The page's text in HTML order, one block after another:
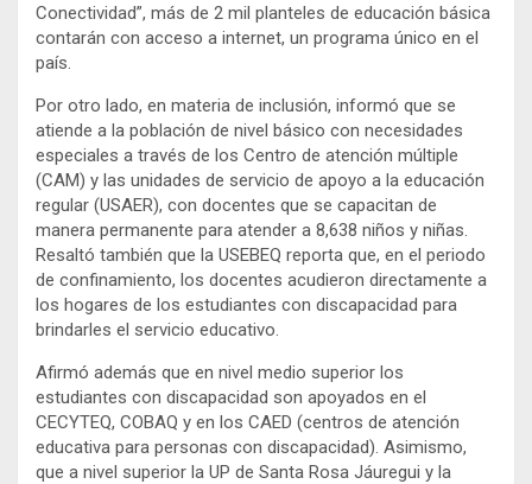
Conectividad”, más de 2 mil planteles de educación básica
contarán con acceso a internet, un programa único en el
país.
Por otro lado, en materia de inclusión, informó que se
atiende a la población de nivel básico con necesidades
especiales a través de los Centro de atención múltiple
(CAM) y las unidades de servicio de apoyo a la educación
regular (USAER), con docentes que se capacitan de
manera permanente para atender a 8,638 niños y niñas.
Resaltó también que la USEBEQ reporta que, en el periodo
de confinamiento, los docentes acudieron directamente a
los hogares de los estudiantes con discapacidad para
brindarles el servicio educativo.
Afirmó además que en nivel medio superior los
estudiantes con discapacidad son apoyados en el
CECYTEQ, COBAQ y en los CAED (centros de atención
educativa para personas con discapacidad). Asimismo,
que a nivel superior la UP de Santa Rosa Jáuregui y la